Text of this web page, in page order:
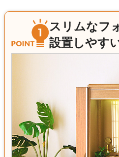
スリムなフ
設置しやす